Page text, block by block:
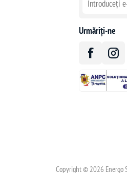
Urmăriți-ne
Copyright © 2026 Energo